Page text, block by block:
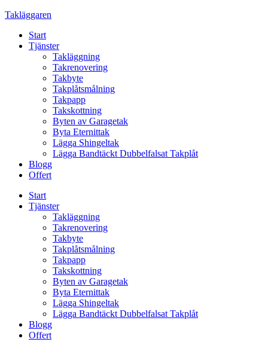
Skip
content
Takläggaren
Start
Tjänster
Takläggning
Takrenovering
Takbyte
Takplåtsmålning
Takpapp
Takskottning
Byten av Garagetak
Byta Eternittak
Lägga Shingeltak
Lägga Bandtäckt Dubbelfalsat Takplåt
Blogg
Offert
Start
Tjänster
Takläggning
Takrenovering
Takbyte
Takplåtsmålning
Takpapp
Takskottning
Byten av Garagetak
Byta Eternittak
Lägga Shingeltak
Lägga Bandtäckt Dubbelfalsat Takplåt
Blogg
Offert